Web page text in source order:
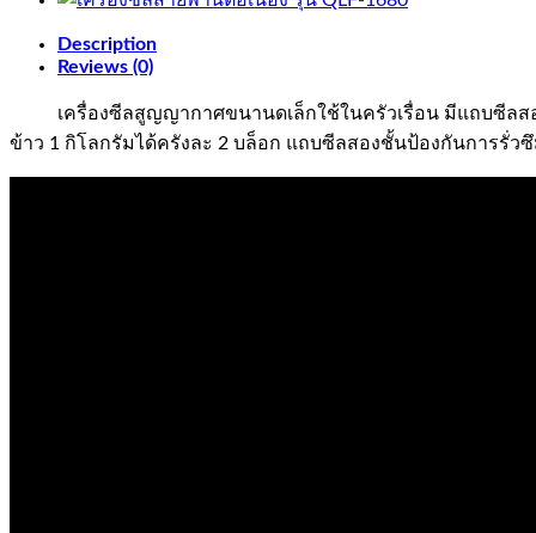
VS-
950
Description
Reviews (0)
เครื่องซีลสูญญากาศขนานดเล็กใช้ในครัวเรื่อน มีแถบซีลสอ
ข้าว 1 กิโลกรัมได้ครังละ 2 บล็อก แถบซีลสองชั้นป้องกันการรั่วซึ